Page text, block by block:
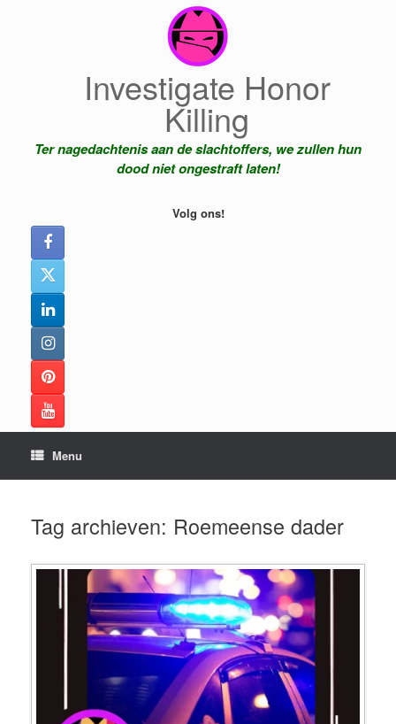
Investigate Honor
Killing
Ter nagedachtenis aan de slachtoffers, we zullen hun
dood niet ongestraft laten!
Volg ons!
Menu
Tag archieven: Roemeense dader